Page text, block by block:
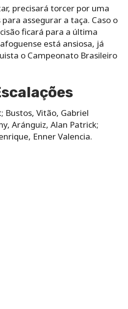
precisará torcer por uma
assegurar a taça. Caso o
ficará para a última
está ansiosa, já
o Campeonato Brasileiro
Bustos, Vitão, Gabriel
Aránguiz, Alan Patrick;
Enner Valencia.